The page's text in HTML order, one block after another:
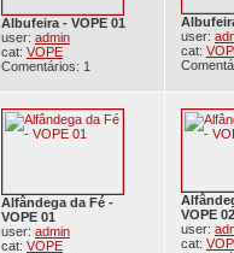
Albufeira - VOPE 01
user: admin
cat: VOPE
Comentários: 1
user:
cat:
Alfândega da Fé -
VOPE 01
user: admin
cat: VOPE
VOPE 02
user:
cat: